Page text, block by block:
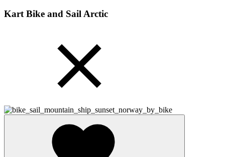
Kart Bike and Sail Arctic